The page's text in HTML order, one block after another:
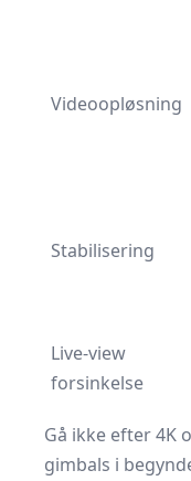
Videoopløsning
Stabilisering
Live-view
forsinkelse
Gå ikke efter 4K
gimbals i